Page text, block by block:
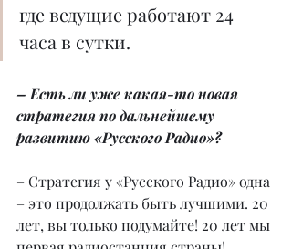
где ведущие работают 24
часа в сутки.
– Есть ли уже какая-то новая
стратегия по дальнейшему
развитию «Русского Радио»?
– Стратегия у «Русского Радио» одна
– это продолжать быть лучшими. 20
лет, вы только подумайте! 20 лет мы